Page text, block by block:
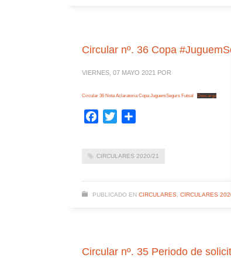
Circular nº. 36 Copa
VIERNES, 07 MAYO 2021 POR
Circular 36 Nota Aclaratoria Copa JuguemSegurs Futsal Descarga
Facebook
Twitter
CIRCULARES 2020/21
PUBLICADO EN CIRCULARES, CIRCULARES
Circular nº. 35 Periodo de